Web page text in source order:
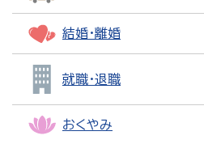
結婚・離婚
就職・退職
おくやみ